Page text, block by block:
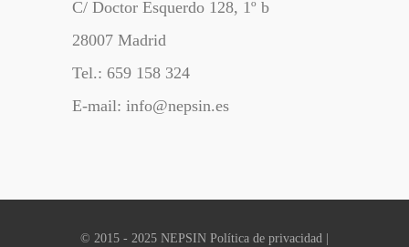
C/ Doctor Esquerdo 128, 1º b
28007 Madrid
Tel.: 659 158 324
E-mail: info@nepsin.es
© 2015 - 2025 NEPSIN Política de privacidad